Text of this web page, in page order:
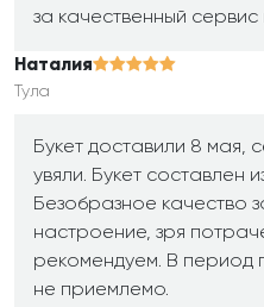
за качественный
Наталия
Тула
Букет доставили 8 мая,
увяли. Букет составлен
Безобразное качество
настроение, зря
рекомендуем. В период
не приемлемо.